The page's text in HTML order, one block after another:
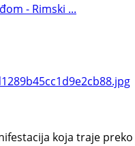
- Rimski ...
koja traje